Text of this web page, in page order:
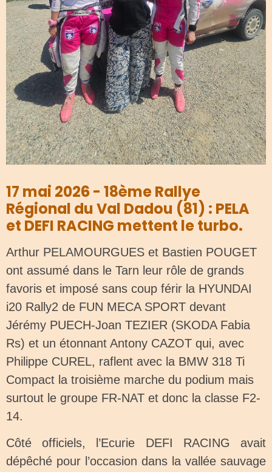
17 mai 2026 - 18ème Rallye
Régional du Val Dadou (81) : PELA
et DEFI RACING mettent le turbo.
Arthur PELAMOURGUES et Bastien POUGET
ont assumé dans le Tarn leur rôle de grands
favoris et imposé sans coup férir la HYUNDAI
i20 Rally2 de FUN MECA SPORT devant
Jérémy PUECH-Joan TEZIER (SKODA Fabia
Rs) et un étonnant Antony CAZOT qui, avec
Philippe CUREL, raflent avec la BMW 318 Ti
Compact la troisième marche du podium mais
surtout le groupe FR-NAT et donc la classe F2-
14.
Côté officiels, l’Ecurie DEFI RACING avait
dépêché pour l’occasion dans la vallée sauvage